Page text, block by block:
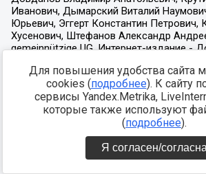
Для повышения удобства сайта
cookies (подробнее). К сайту
сервисы Yandex.Metrika,
которые также используют
(подробнее).
Я согласен/согласна